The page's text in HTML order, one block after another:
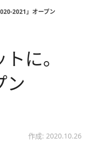
2021」オープン
に。
ン
作成: 2020.10.26